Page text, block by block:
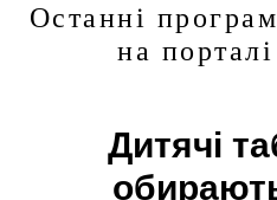
Останні
на
Дитячі